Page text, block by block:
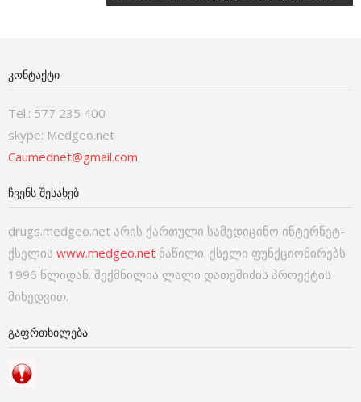
ᲙᲝᲜᲢᲐᲥᲢᲘ
Tel.: 577 235 400
skype: Medgeo.net
Caumednet@gmail.com
ᲩᲕᲔᲜᲡ ᲨᲔᲡᲐᲮᲔᲑ
drugs.medgeo.net არის ქართული სამედიცინო ინტერნეტ-
ქსელის www.medgeo.net ნაწილი. ქსელი ფუნქციონირებს
1996 წლიდან. შექმნილია ლალი დათეშიძის პროექტის
მიხედვით.
ᲒᲐᲤᲠᲗᲮᲘᲚᲔᲑᲐ